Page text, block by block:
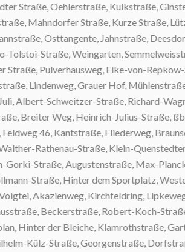
Oehlerstraße, Kulkstraße,
Mahndorfer Straße, Kurze Straße,
Osttangente, Jahnstraße,
Straße, Weingarten,
Pulverhausweg, Eike-von-Repkow-
Lindenweg, Grauer Hof,
Albert-Schweitzer-Straße, Richard-
Breiter Weg, Heinrich-Julius-Straße,
46, Kantstraße, Fliederweg,
Rathenau-Straße, Klein-Quenstedter
Straße, Augustenstraße, Max-Planck-
Straße, Hinter dem Sportplatz,
Akazienweg, Kirchfeldring, Lipkeweg,
Beckerstraße, Robert-Koch-
der Bleiche, Klamrothstraße,
Külz-Straße, Georgenstraße,